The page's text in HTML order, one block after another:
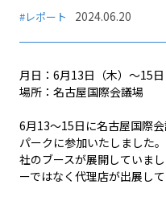
#レポート 2024.06.20
月日：6月13日（木）～15日
場所：名古屋国際会議場
6月13～15日に名古屋国際
パークに参加いたしました
社のブースが展開していま
ーではなく代理店が出展し